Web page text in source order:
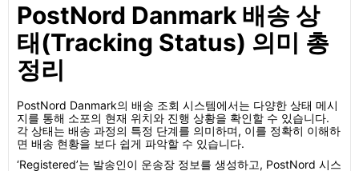
PostNord Danmark 배송 상
태(Tracking Status) 의미 총
정리
PostNord Danmark의 배송 조회 시스템에서는 다양한 상태 메시
지를 통해 소포의 현재 위치와 진행 상황을 확인할 수 있습니다.
각 상태는 배송 과정의 특정 단계를 의미하며, 이를 정확히 이해하
면 배송 현황을 보다 쉽게 파악할 수 있습니다.
‘Registered’는 발송인이 운송장 정보를 생성하고, PostNord 시스